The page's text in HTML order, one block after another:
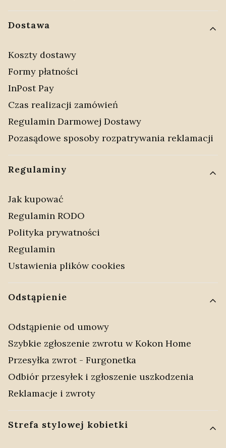
Dostawa
Koszty dostawy
Formy płatności
InPost Pay
Czas realizacji zamówień
Regulamin Darmowej Dostawy
Pozasądowe sposoby rozpatrywania reklamacji
Regulaminy
Jak kupować
Regulamin RODO
Polityka prywatności
Regulamin
Ustawienia plików cookies
Odstąpienie
Odstąpienie od umowy
Szybkie zgłoszenie zwrotu w Kokon Home
Przesyłka zwrot - Furgonetka
Odbiór przesyłek i zgłoszenie uszkodzenia
Reklamacje i zwroty
Strefa stylowej kobietki